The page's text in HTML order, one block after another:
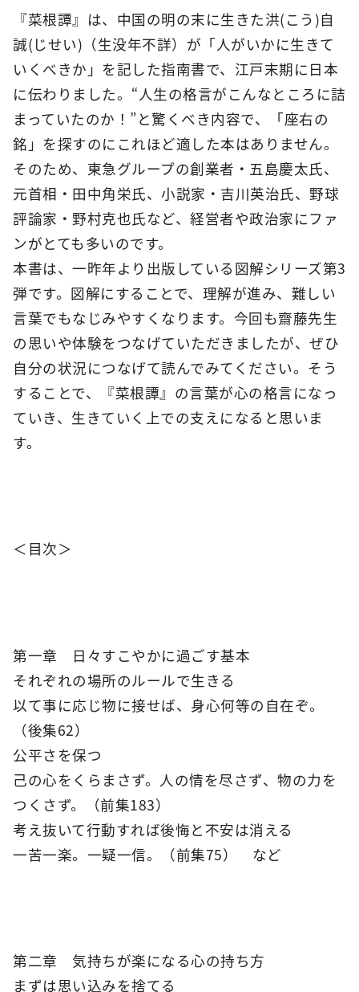
『菜根譚』は、中国の明の末に生きた洪(こう)自
誠(じせい)（生没年不詳）が「人がいかに生きて
いくべきか」を記した指南書で、江戸末期に日本
に伝わりました。“人生の格言がこんなところに詰
まっていたのか！”と驚くべき内容で、「座右の
銘」を探すのにこれほど適した本はありません。
そのため、東急グループの創業者・五島慶太氏、
元首相・田中角栄氏、小説家・吉川英治氏、野球
評論家・野村克也氏など、経営者や政治家にファ
ンがとても多いのです。
本書は、一昨年より出版している図解シリーズ第3
弾です。図解にすることで、理解が進み、難しい
言葉でもなじみやすくなります。今回も齋藤先生
の思いや体験をつなげていただきましたが、ぜひ
自分の状況につなげて読んでみてください。そう
することで、『菜根譚』の言葉が心の格言になっ
ていき、生きていく上での支えになると思いま
す。
＜目次＞
第一章 日々すこやかに過ごす基本
それぞれの場所のルールで生きる
以て事に応じ物に接せば、身心何等の自在ぞ。
（後集62）
公平さを保つ
己の心をくらまさず。人の情を尽さず、物の力を
つくさず。（前集183）
考え抜いて行動すれば後悔と不安は消える
一苦一楽。一疑一信。（前集75） など
第二章 気持ちが楽になる心の持ち方
まずは思い込みを捨てる